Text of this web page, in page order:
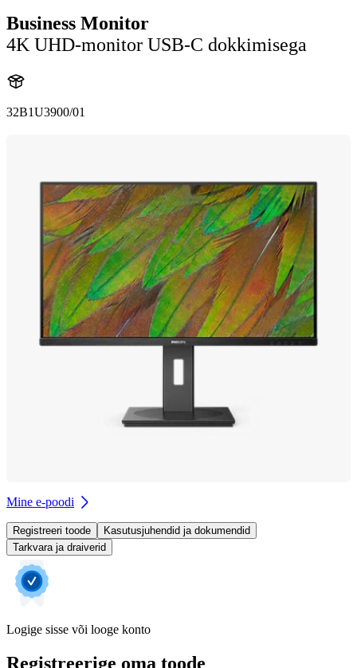
Business Monitor
4K UHD-monitor USB-C dokkimisega
32B1U3900/01
Mine e-poodi
Registreeri toode
Kasutusjuhendid ja dokumendid
Tarkvara ja draiverid
Logige sisse või looge konto
Registreerige oma toode